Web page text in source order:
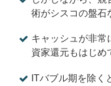
術がシスコの盤石
キャッシュが非常
資家還元もはじめ
ITバブル期を除く